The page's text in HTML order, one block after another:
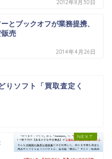
2012年8月30日
とブックオフが業務提携、
販売
2014年4月26日
りソフト「買取査定く